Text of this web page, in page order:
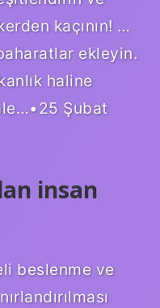
kaçının! …
ekleyin.
haline
Şubat
insan
beslenme ve